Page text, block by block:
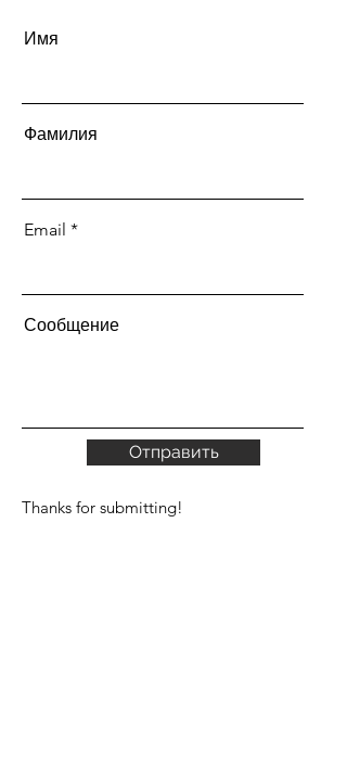
Имя
Фамилия
Email
Сообщение
Отправить
Thanks for submitting!